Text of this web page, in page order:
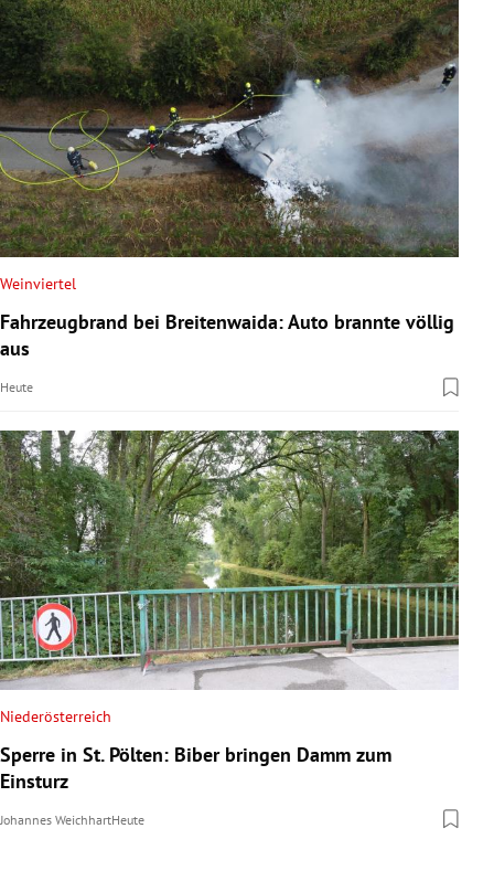
Weinviertel
Fahrzeugbrand bei Breitenwaida: Auto brannte völlig
aus
Heute
Niederösterreich
Sperre in St. Pölten: Biber bringen Damm zum
Einsturz
Johannes WeichhartHeute